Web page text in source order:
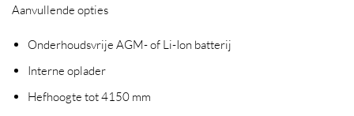
Aanvullende opties
Onderhoudsvrije AGM- of Li-Ion batterij
Interne oplader
Hefhoogte tot 4150 mm